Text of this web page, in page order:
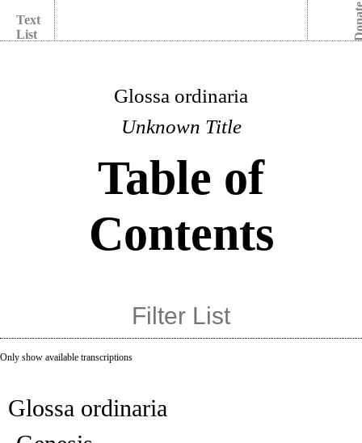
Text
List
Glossa ordinaria
Unknown Title
Table of
Contents
Only show available transcriptions
Glossa ordinaria